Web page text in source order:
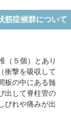
症候群について
（５個）とあり
衝撃を吸収して
板の中にある髄
出して脊柱管の
びれや痛みが出